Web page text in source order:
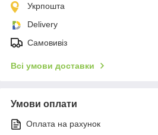
Укрпошта
Delivery
Самовивіз
Всі умови доставки
Умови оплати
Оплата на рахунок